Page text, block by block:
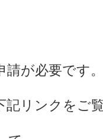
請が必要です
記リンクをご